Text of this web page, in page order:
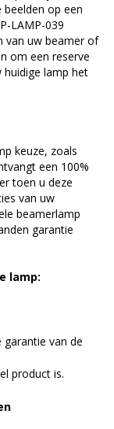
op een
LAMP-039
van uw beamer of
om een reserve
huidige lamp het
keuze, zoals
een 100%
toen u deze
van uw
beamerlamp
garantie
lamp:
van de
product is.